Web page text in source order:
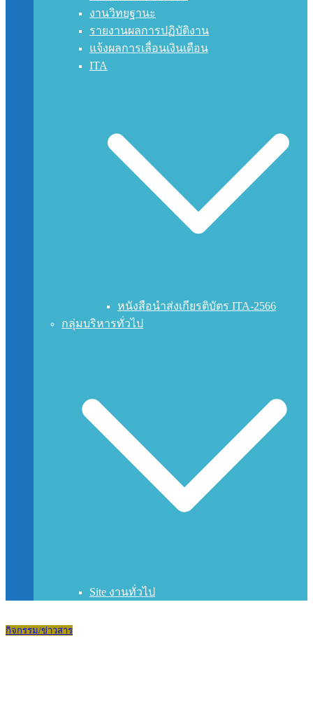
งานวิทยฐานะ
รายงานผลการปฏิบัติงาน
แจ้งผลการเลื่อนเงินเดือน
ITA
หนังสือนำส่งเกียรติบัตร ITA-2566
กลุ่มบริหารทั่วไป
Site งานทั่วไป
กิจกรรม/ข่าวสาร